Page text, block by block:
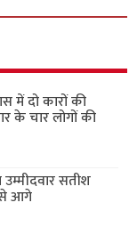
में दो कारों की
के चार लोगों की
सतीश
से आगे